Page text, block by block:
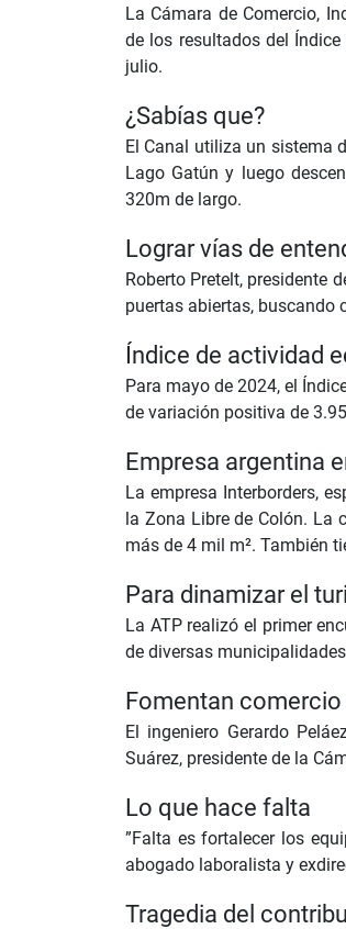
La Cámara de Comercio,
de los resultados del
julio.
¿Sabías que?
El Canal utiliza un sistema
Lago Gatún y luego
320m de largo.
Lograr vías de
Roberto Pretelt, presidente
puertas abiertas, buscando
Índice de actividad
Para mayo de 2024, el
de variación positiva de
Empresa argentina
La empresa Interborders,
la Zona Libre de Colón. La
más de 4 mil m². También
Para dinamizar el
La ATP realizó el primer
de diversas
Fomentan
El ingeniero Gerardo
Suárez, presidente de la
Lo que hace falta
”Falta es fortalecer los
abogado laboralista y
Tragedia del